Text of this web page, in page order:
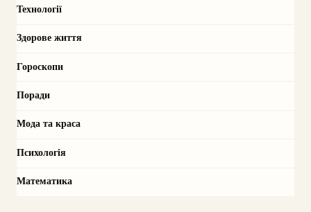
Технології
Здорове життя
Гороскопи
Поради
Мода та краса
Психологія
Математика